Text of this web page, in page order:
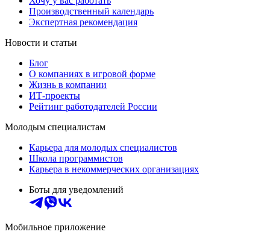
Производственный календарь
Экспертная рекомендация
Новости и статьи
Блог
О компаниях в игровой форме
Жизнь в компании
ИТ-проекты
Рейтинг работодателей России
Молодым специалистам
Карьера для молодых специалистов
Школа программистов
Карьера в некоммерческих организациях
Боты для уведомлений
Мобильное приложение